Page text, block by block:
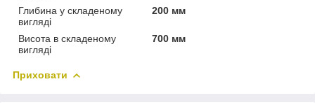
Глибина у складеному
вигляді
200 мм
Висота в складеному
вигляді
700 мм
Приховати